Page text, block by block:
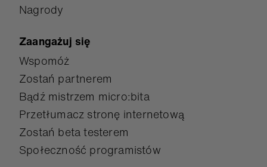
Nagrody
Zaangażuj się
Wspomóż
Zostań partnerem
Bądź mistrzem micro:bita
Przetłumacz stronę internetową
Zostań beta testerem
Społeczność programistów